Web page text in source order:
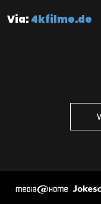
Via: 4kfilme.de